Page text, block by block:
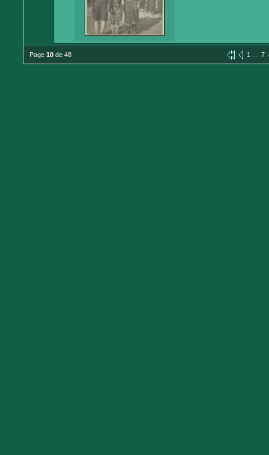
Page 10 de 48 1 ... 7